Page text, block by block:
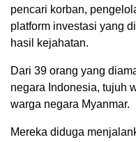
pencari korban,
platform investasi yang
hasil kejahatan.
Dari 39 orang yang
negara Indonesia, tujuh
warga negara Myanmar.
Mereka diduga